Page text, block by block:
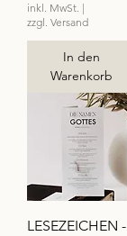
inkl. MwSt. |
zzgl. Versand
In den
Warenkorb
LESEZEICHEN -